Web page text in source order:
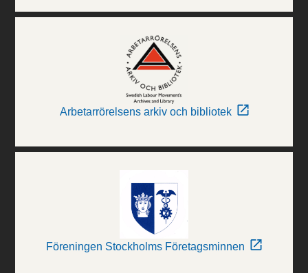
Arbetarrörelsens arkiv och bibliotek
Föreningen Stockholms Företagsminnen